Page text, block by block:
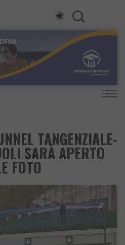
TANGENZIALE-
SARÀ APERTO
FOTO